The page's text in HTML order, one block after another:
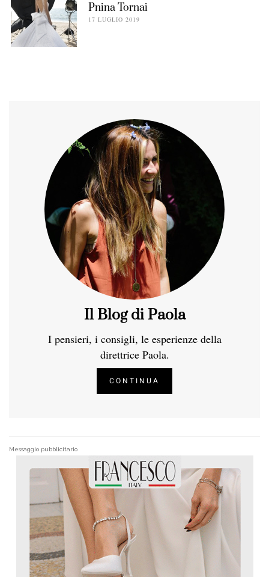
Pnina Tornai
17 LUGLIO 2019
Il Blog di Paola
I pensieri, i consigli, le esperienze della
direttrice Paola.
CONTINUA
Messaggio pubblicitario